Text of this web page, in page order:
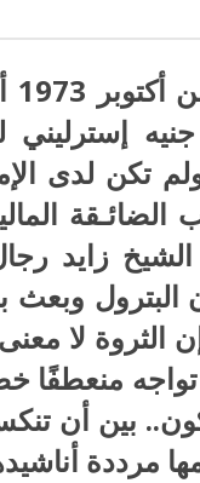
إسترليني
تكن لدى
الضائـقة
زايد
البترول
الثروة لا
منعطفًا
بين أن
مرددة
مصر نموذجا..
تنموية عملاقة؟